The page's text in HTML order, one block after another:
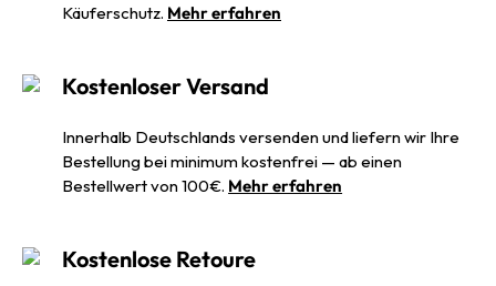
Käuferschutz. Mehr erfahren
Kostenloser Versand
Innerhalb Deutschlands versenden und liefern wir Ihre
Bestellung bei minimum kostenfrei — ab einen
Bestellwert von 100€. Mehr erfahren
Kostenlose Retoure